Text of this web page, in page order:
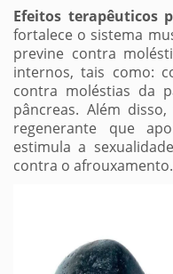
Efeitos terapêuticos
fortalece o sistema
previne contra
internos, tais como:
contra moléstias da
pâncreas. Além
regenerante que
estimula a
contra o afrouxamento.